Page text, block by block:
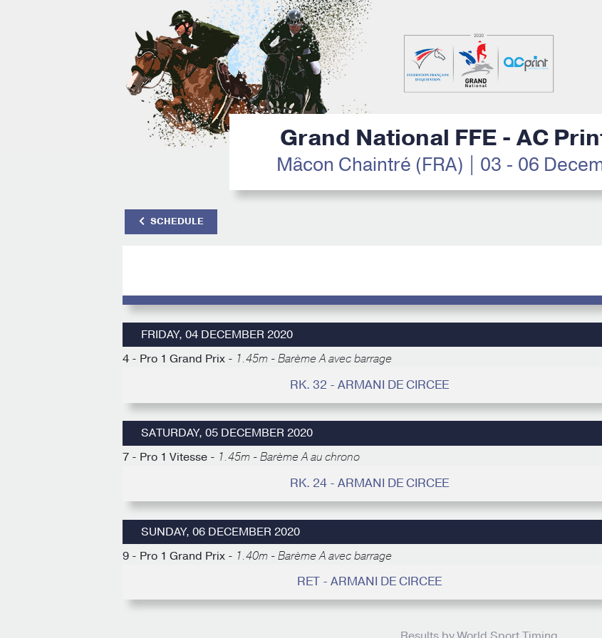
Grand National FFE - AC
Mâcon Chaintré (FRA) | 03 - 06
SCHEDULE
FRIDAY, 04 DECEMBER 2020
4 - Pro 1 Grand Prix - 1.45m - Barème A avec barrage
RK. 32 - ARMANI DE CIRCEE
SATURDAY, 05 DECEMBER 2020
7 - Pro 1 Vitesse - 1.45m - Barème A au chrono
RK. 24 - ARMANI DE CIRCEE
SUNDAY, 06 DECEMBER 2020
9 - Pro 1 Grand Prix - 1.40m - Barème A avec barrage
RET - ARMANI DE CIRCEE